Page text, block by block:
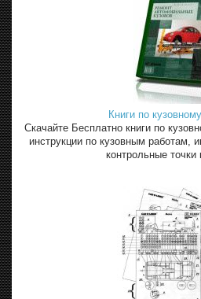
Книги по
Скачайте Бесплатно книги по
инструкции по кузовным работам,
контрольные точки